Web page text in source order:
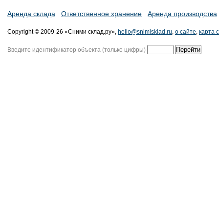
Аренда склада Ответственное хранение Аренда производства
Copyright © 2009-26 «Сними склад.ру», hello@snimisklad.ru, о сайте, карта
Введите идентификатор объекта (только цифры)